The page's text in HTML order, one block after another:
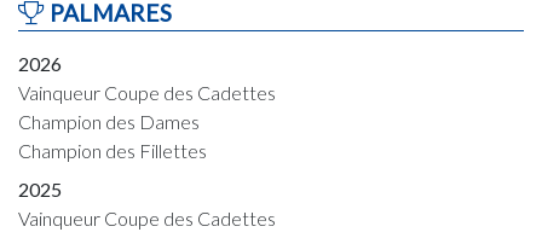
PALMARES
2026
Vainqueur Coupe des Cadettes
Champion des Dames
Champion des Fillettes
2025
Vainqueur Coupe des Cadettes